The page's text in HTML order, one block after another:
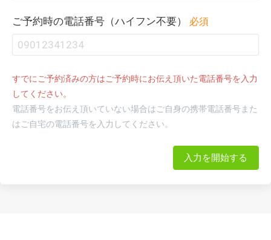
ご予約時の電話番号（ハイフン不要） 必須
すでにご予約済みの方はご予約時にお伝え頂いた電話番号を入力
してください。
電話番号をお伝え頂いていない場合はご自身の携帯電話番号また
はご自宅の電話番号を入力してください。
入力を開始する